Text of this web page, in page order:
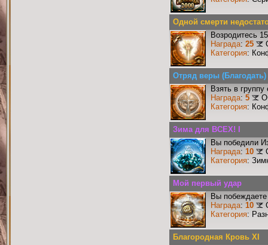
Одной смерти
Возродитесь
Награда: 25
Категория:
Отряд веры (Благодать)
Взять в
Награда: 5
Категория:
Зима для ВСЕХ! I
Вы победили
Награда: 10
Категория:
Мой первый удар
Вы
Награда: 10
Категория:
Благородная Кровь XI